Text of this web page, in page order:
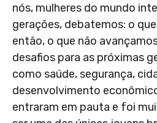
nós, mulheres do mundo
gerações, debatemos: o
então, o que não
desafios para as próximas
como saúde, segurança,
desenvolvimento
entraram em pauta e foi